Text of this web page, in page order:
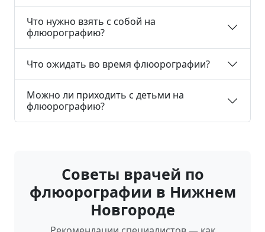
Что нужно взять с собой на
флюорографию?
Что ожидать во время флюорографии?
Можно ли приходить с детьми на
флюорографию?
Советы врачей по
флюорографии в Нижнем
Новгороде